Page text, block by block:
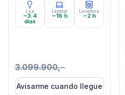
Luz
~3.4
días
Laptop
~16 h
Lavadora
~2 h
3.099.900,-
Avisarme cuando llegue